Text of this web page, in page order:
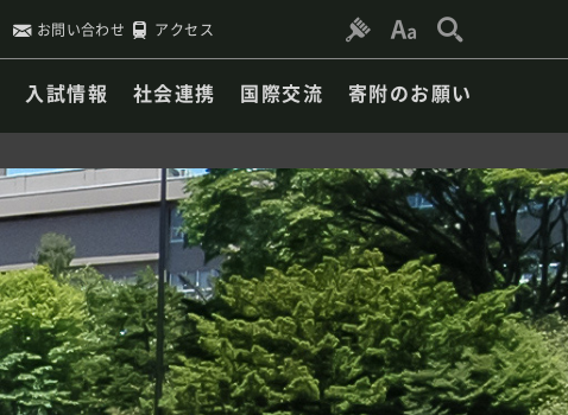
お問い合わせ アクセス
入試情報 社会連携 国際交流 寄附のお願い